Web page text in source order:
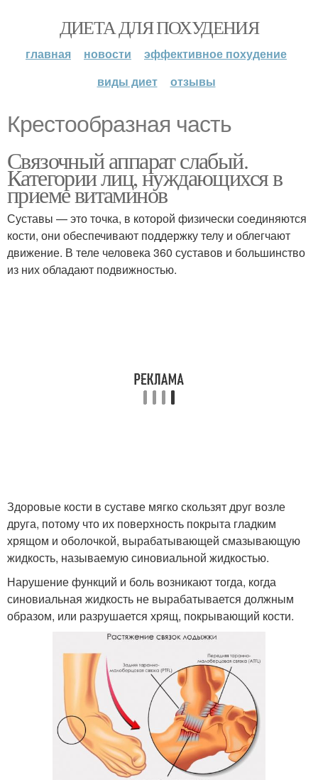
ДИЕТА ДЛЯ ПОХУДЕНИЯ
главная новости
эффективное похудение
виды диет
отзывы
Крестообразная часть
Связочный аппарат слабый.
Категории лиц, нуждающихся в
приеме витаминов
Суставы — это точка, в которой физически соединяются
кости, они обеспечивают поддержку телу и облегчают
движение. В теле человека 360 суставов и большинство
из них обладают подвижностью.
Здоровые кости в суставе мягко скользят друг возле
друга, потому что их поверхность покрыта гладким
хрящом и оболочкой, вырабатывающей смазывающую
жидкость, называемую синовиальной жидкостью.
Нарушение функций и боль возникают тогда, когда
синовиальная жидкость не вырабатывается должным
образом, или разрушается хрящ, покрывающий кости.